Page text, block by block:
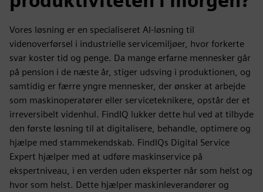
Vores løsning er en specialiseret AI-løsning til
videnoverførsel i industrielle servicemiljøer, hvor forkerte
svar koster tid og penge. Da mange erfarne mennesker går
på pension i de næste år, stiger udsving i produktionen, og
samtidig er færre yngre mennesker, der ønsker at arbejde
som maskinoperatører eller serviceteknikere, opstår der et
irreversibelt videnhul. FindIQ lukker dette hul ved at tilbyde
den første løsning til at digitalisere, behandle, optimere og
hjælpe med stammekendskab. FindIQs Digital Service
Expert hjælper med at udføre maskinservice på
ekspertniveau, i en verden uden eksperter når som helst og
hvor som helst. Dette hjælper maskinleverandører og